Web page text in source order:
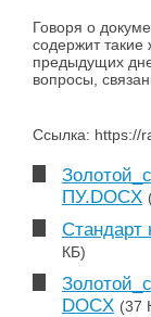
Говоря о
содержит такие
предыдущих
вопросы,
Ссылка: https://
ПУ.DOCX
Стандарт
КБ)
DOCX (37